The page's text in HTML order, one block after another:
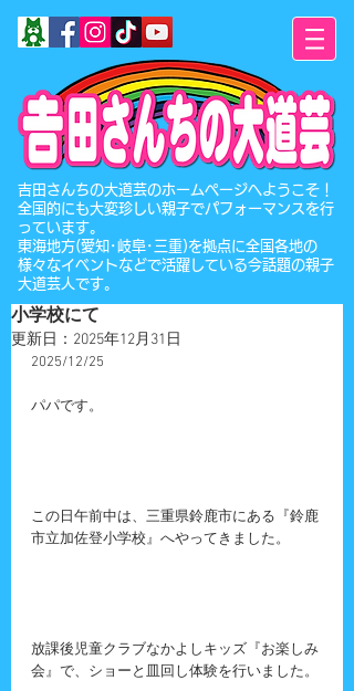
​吉田さんちの大道芸のホームページへようこそ！
全国的にも大変珍しい親子でパフォーマンスを行
っています。
東海地方(愛知･岐阜･三重)を拠点に全国各地の
様々なイベントなどで活躍している今話題の親子
大道芸人です。
小学校にて
更新日： 2025年12月31日
2025/12/25
パパです。
この日午前中は、三重県鈴鹿市にある『鈴鹿
市立加佐登小学校』へやってきました。
放課後児童クラブなかよしキッズ『お楽しみ
会』で、ショーと皿回し体験を行いました。